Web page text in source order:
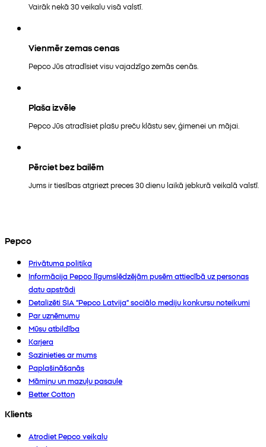
Vairāk nekā 30 veikalu visā valstī.
Vienmēr zemas cenas
Pepco Jūs atradīsiet visu vajadzīgo zemās cenās.
Plaša izvēle
Pepco Jūs atradīsiet plašu preču klāstu sev, ģimenei un mājai.
Pērciet bez bailēm
Jums ir tiesības atgriezt preces 30 dienu laikā jebkurā veikalā valstī.
Pepco
Privātuma politika
Informācija Pepco līgumslēdzējām pusēm attiecībā uz personas
datu apstrādi
Detalizēti SIA “Pepco Latvija” sociālo mediju konkursu noteikumi
Par uzņēmumu
Mūsu atbildība
Karjera
Sazinieties ar mums
Paplašināšanās
Māmiņu un mazuļu pasaule
Better Cotton
Klients
Atrodiet Pepco veikalu